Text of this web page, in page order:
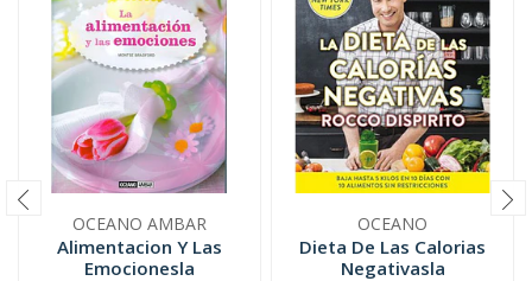
OCEANO AMBAR
Alimentacion Y Las
Emocionesla
OCEANO
Dieta De Las Calorias
Negativasla